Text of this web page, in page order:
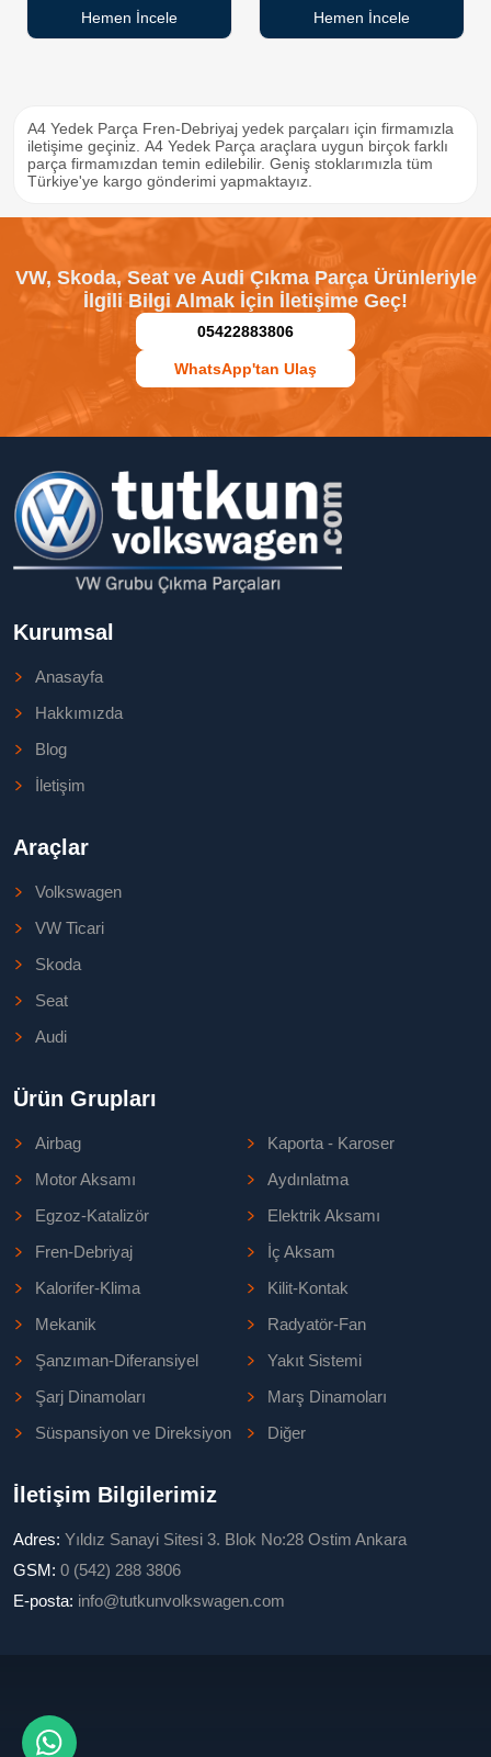
Hemen İncele Hemen İncele
A4 Yedek Parça Fren-Debriyaj yedek parçaları için firmamızla
iletişime geçiniz. A4 Yedek Parça araçlara uygun birçok farklı
parça firmamızdan temin edilebilir. Geniş stoklarımızla tüm
Türkiye'ye kargo gönderimi yapmaktayız.
VW, Skoda, Seat ve Audi Çıkma Parça Ürünleriyle
İlgili Bilgi Almak İçin İletişime Geç!
05422883806
WhatsApp'tan Ulaş
Kurumsal
Anasayfa
Hakkımızda
Blog
İletişim
Araçlar
Volkswagen
VW Ticari
Skoda
Seat
Audi
Ürün Grupları
Airbag
Kaporta - Karoser
Motor Aksamı
Aydınlatma
Egzoz-Katalizör
Elektrik Aksamı
Fren-Debriyaj
İç Aksam
Kalorifer-Klima
Kilit-Kontak
Mekanik
Radyatör-Fan
Şanzıman-Diferansiyel
Yakıt Sistemi
Şarj Dinamoları
Marş Dinamoları
Süspansiyon ve Direksiyon
Diğer
İletişim Bilgilerimiz
Adres: Yıldız Sanayi Sitesi 3. Blok No:28 Ostim Ankara
GSM: 0 (542) 288 3806
E-posta: info@tutkunvolkswagen.com